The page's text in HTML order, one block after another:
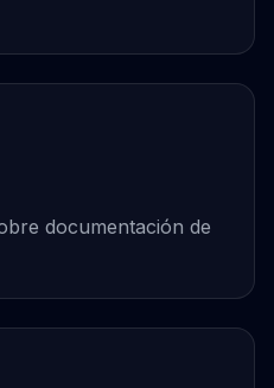
documentación de